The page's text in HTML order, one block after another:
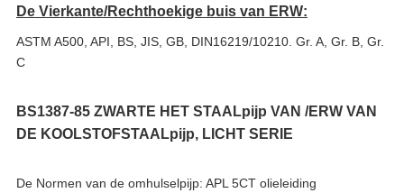
De Vierkante/Rechthoekige buis van ERW:
ASTM A500, API, BS, JIS, GB, DIN16219/10210. Gr. A, Gr. B, Gr.
C
BS1387-85 ZWARTE HET STAALpijp VAN /ERW VAN
DE KOOLSTOFSTAALpijp, LICHT SERIE
De Normen van de omhulselpijp: APL 5CT olieleiding